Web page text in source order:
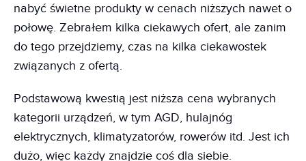
nabyć świetne produkty w cenach niższych nawet o
połowę. Zebrałem kilka ciekawych ofert, ale zanim
do tego przejdziemy, czas na kilka ciekawostek
związanych z ofertą.
Podstawową kwestią jest niższa cena wybranych
kategorii urządzeń, w tym AGD, hulajnóg
elektrycznych, klimatyzatorów, rowerów itd. Jest ich
dużo, więc każdy znajdzie coś dla siebie.